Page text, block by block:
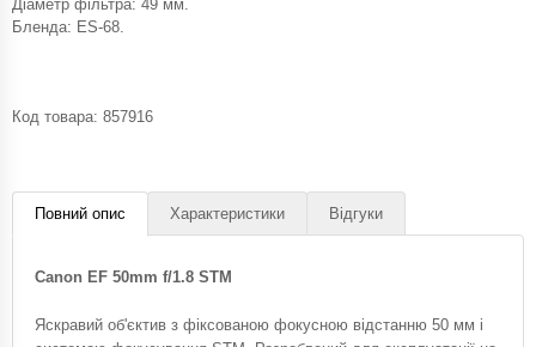
Діаметр фільтра: 49 мм.
Бленда: ES-68.
Код товара: 857916
Повний опис Характеристики Відгуки
Canon EF 50mm f/1.8 STM
Яскравий об'єктив з фіксованою фокусною відстанню 50 мм і